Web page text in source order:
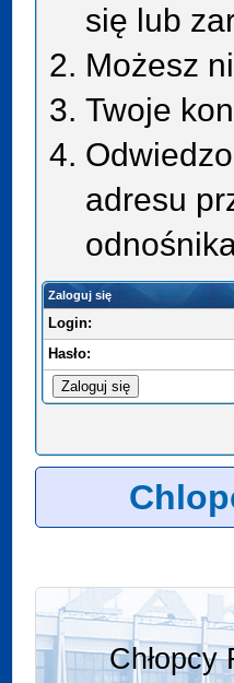
się lub
Możesz
Twoje
adresu
Zaloguj się
Login:
Hasło: